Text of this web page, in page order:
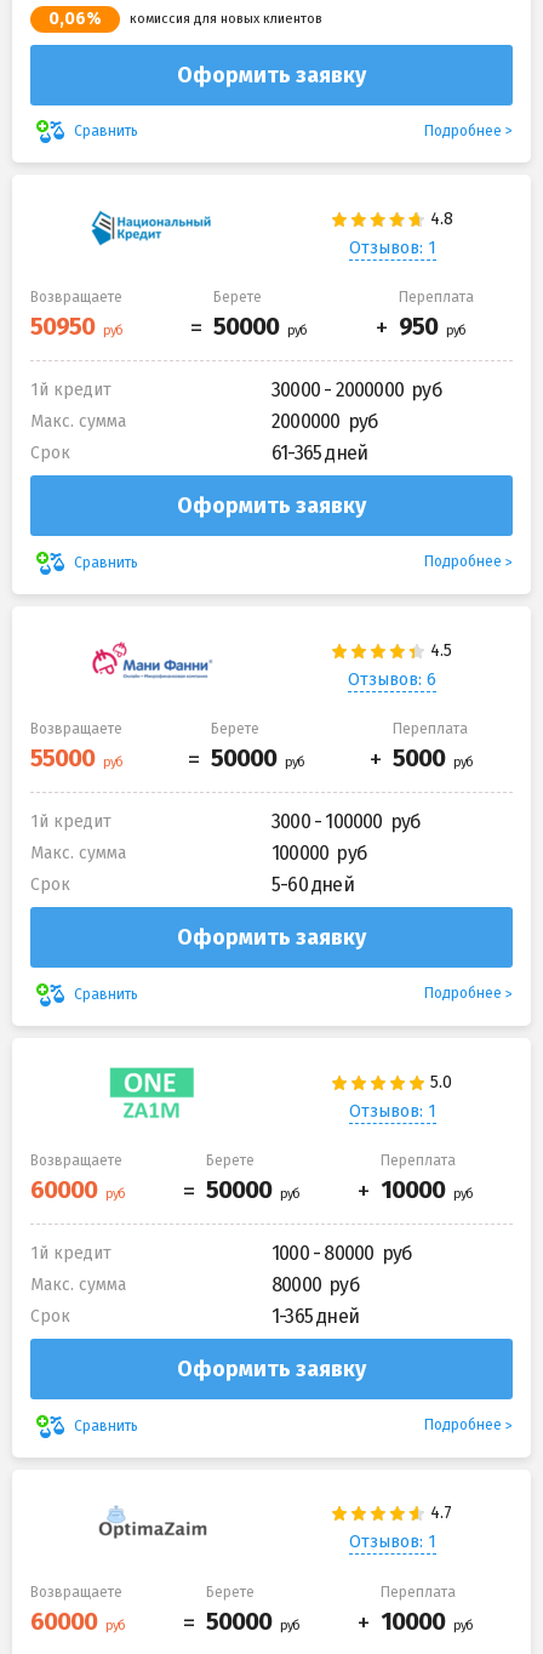
0,06% комиссия для новых клиентов
Оформить заявку
Сравнить Подробнее
Отзывов: 1
Возвращаете Берете Переплата
1й кредит 30000 - 2000000
Макс. сумма 2000000
Срок 61-365 дней
Оформить заявку
Сравнить Подробнее
Отзывов: 6
Возвращаете Берете Переплата
1й кредит 3000 - 100000
Макс. сумма 100000
Срок 5-60 дней
Оформить заявку
Сравнить Подробнее
Отзывов: 1
Возвращаете Берете Переплата
1й кредит 1000 - 80000
Макс. сумма 80000
Срок 1-365 дней
Оформить заявку
Сравнить Подробнее
Отзывов: 1
Возвращаете Берете Переплата